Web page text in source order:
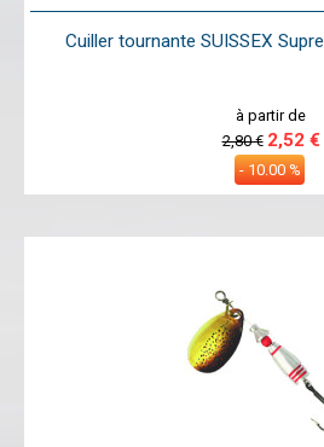
Cuiller tournante SUISSEX
à partir de
2,80 € 2,52 €
- 10.00 %